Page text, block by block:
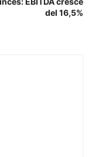
del 16,5%